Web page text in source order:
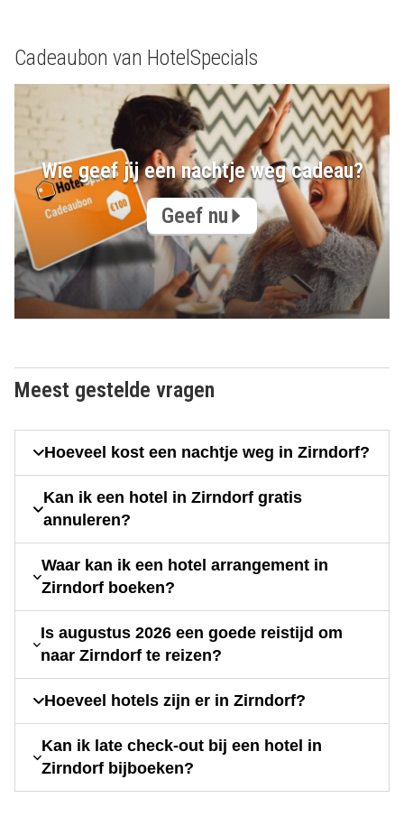
Cadeaubon van HotelSpecials
Wie geef jij een nachtje weg cadeau?
Geef nu
Meest gestelde vragen
Hoeveel kost een nachtje weg in Zirndorf?
Kan ik een hotel in Zirndorf gratis
annuleren?
Waar kan ik een hotel arrangement in
Zirndorf boeken?
Is augustus 2026 een goede reistijd om
naar Zirndorf te reizen?
Hoeveel hotels zijn er in Zirndorf?
Kan ik late check-out bij een hotel in
Zirndorf bijboeken?